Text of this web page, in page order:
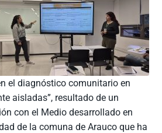
el diagnóstico comunitario en
aisladas”, resultado de un
con el Medio desarrollado en
de la comuna de Arauco que ha